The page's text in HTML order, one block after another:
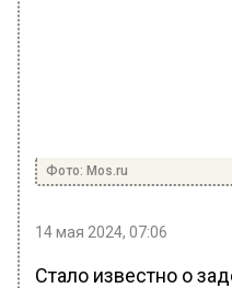
Фото: Mos.ru
14 мая 2024, 07:06
Стало известно о